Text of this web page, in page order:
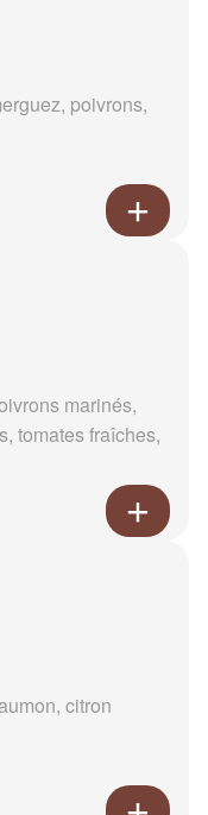
poivrons,
marinés,
tomates fraîches,
citron